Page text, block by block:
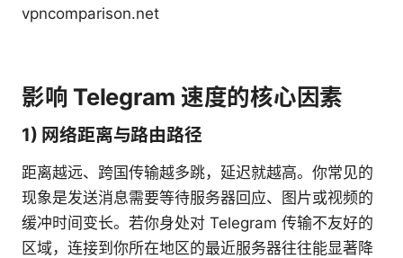
vpncomparison.net
影响 Telegram 速度的核心因素
1) 网络距离与路由路径
距离越远、跨国传输越多跳，延迟就越高。你常见的
现象是发送消息需要等待服务器回应、图片或视频的
缓冲时间变长。若你身处对 Telegram 传输不友好的
区域，连接到你所在地区的最近服务器往往能显著降